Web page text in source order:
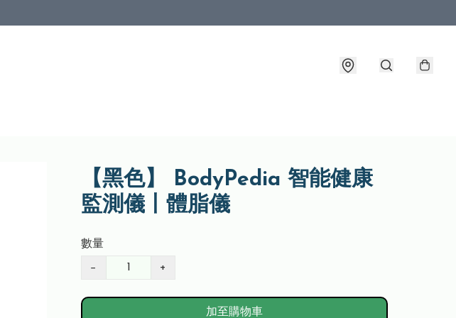
【黑色】 BodyPedia 智能健康
監測儀丨體脂儀
數量
− +
加至購物車